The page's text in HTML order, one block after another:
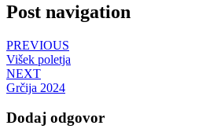
Post navigation
PREVIOUS
Višek poletja
NEXT
Grčija 2024
Dodaj odgovor